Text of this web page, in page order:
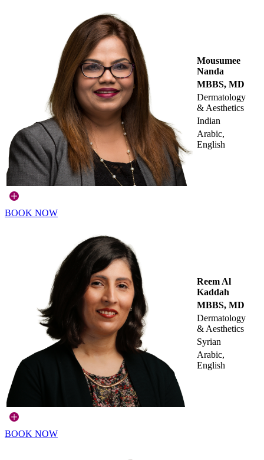
Mousumee
Nanda
MBBS, MD
Dermatology
& Aesthetics
Indian
Arabic,
English
BOOK NOW
Reem Al
Kaddah
MBBS, MD
Dermatology
& Aesthetics
Syrian
Arabic,
English
BOOK NOW